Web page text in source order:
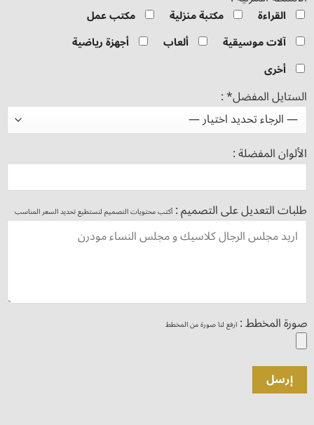
القراءة مكتبة منزلية
مكتب عمل
آلات موسيقية
ألعاب
أجهزة رياضية
أخرى
الستايل المفضل* :
الألوان المفضلة :
طلبات التعديل على التصميم : أكتب محتويات التصميم لنستطيع تحديد السعر المناسب
صورة المخطط : ارفع لنا صورة من المخطط